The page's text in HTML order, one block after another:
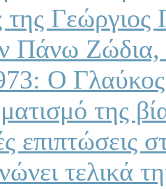
της
Πάνω Ζώδια,
Ο Γλαύκος
της
επιπτώσεις
τελικά